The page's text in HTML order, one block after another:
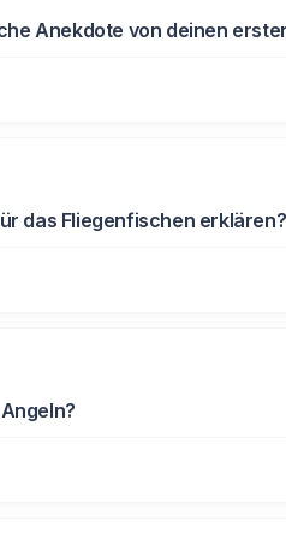
Anekdote von deinen
das Fliegenfischen erklären?